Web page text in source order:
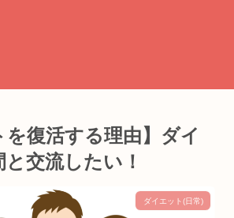
を復活する理由】ダイ
交流したい！
ダイエット(日常)